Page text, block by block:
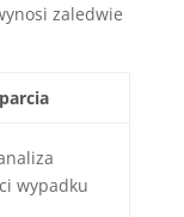
zaledwie
wypadku